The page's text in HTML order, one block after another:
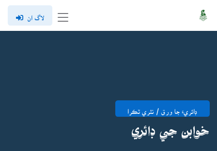
لاگ ان
ڊائريءَ جا ورق / نثري ٽڪرا
خوابن جي ڊائري